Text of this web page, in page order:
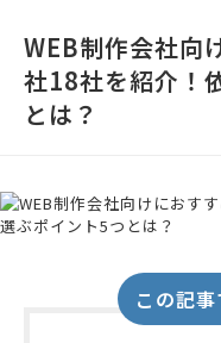
WEB制作会社向
社18社を紹介！
とは？
この記